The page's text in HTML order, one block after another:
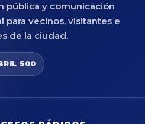
pública y comunicación
para vecinos, visitantes e
de la ciudad.
500